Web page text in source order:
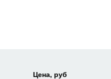
Цена, руб